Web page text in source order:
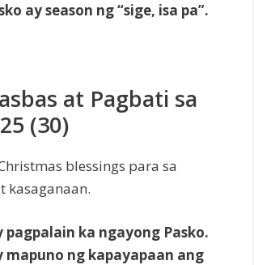
ay season ng “sige, isa pa”.
at Pagbati sa
(30)
blessings para sa
kasaganaan.
pagpalain ka ngayong Pasko.
mapuno ng kapayapaan ang